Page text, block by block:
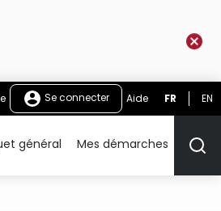
Se connecter Aide FR EN
général Mes démarches